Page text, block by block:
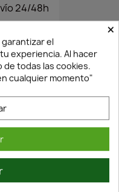
24/48h
12MM DE...
€
×
el
experiencia. Al hacer
de todas las cookies.
cualquier momento"